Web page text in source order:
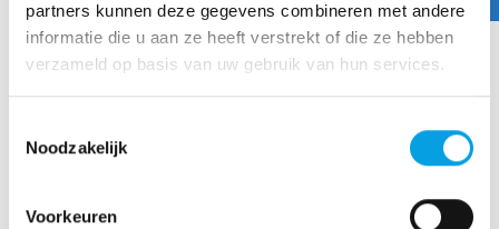
partners kunnen deze gegevens combineren met andere
informatie die u aan ze heeft verstrekt of die ze hebben
verzameld op basis van uw gebruik van hun services.
Noodzakelijk
Voorkeuren
Ik ga akkoord met de